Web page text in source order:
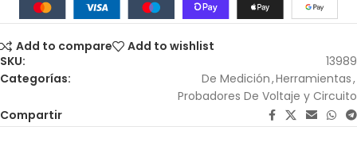
Add to compare
Add to wishlist
SKU:
13989
Categorías:
De Medición,Herramientas,
Probadores De Voltaje y Circuito
Compartir